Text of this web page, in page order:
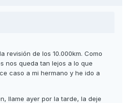
revisión de los 10.000km. Como
nos queda tan lejos a lo que
caso a mi hermano y he ido a
llame ayer por la tarde, la deje